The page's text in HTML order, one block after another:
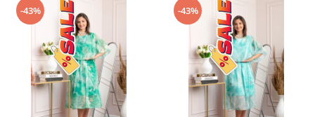
-43% -43%